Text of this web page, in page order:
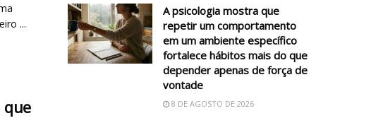
...
que
A psicologia mostra que
repetir um comportamento
em um ambiente específico
fortalece hábitos mais do que
depender apenas de força de
vontade
8 DE AGOSTO DE 2026